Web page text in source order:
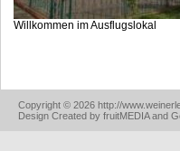
Willkommen im Ausflugslokal
Copyright © 2026 http://
Design Created by fruitMEDIA and